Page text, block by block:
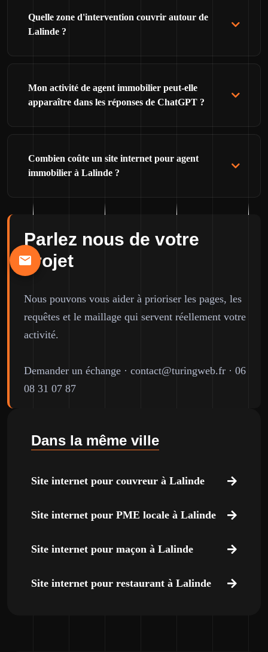
Quelle zone d'intervention couvrir autour de
Lalinde ?
Mon activité de agent immobilier peut-elle
apparaître dans les réponses de ChatGPT ?
Combien coûte un site internet pour agent
immobilier à Lalinde ?
Parlez nous de votre
projet
Nous pouvons vous aider à prioriser les pages, les
requêtes et le maillage qui servent réellement votre
activité.
Demander un échange · contact@turingweb.fr · 06
08 31 07 87
Dans la même ville
Site internet pour couvreur à Lalinde
Site internet pour PME locale à Lalinde
Site internet pour maçon à Lalinde
Site internet pour restaurant à Lalinde